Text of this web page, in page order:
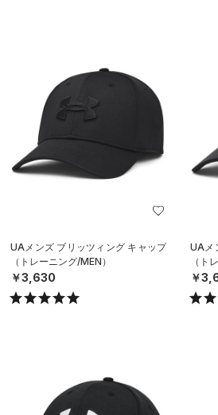
UAメンズ ブリッツィング キャップ
（トレーニング/MEN）
￥3,630
UAメ
（ト
￥